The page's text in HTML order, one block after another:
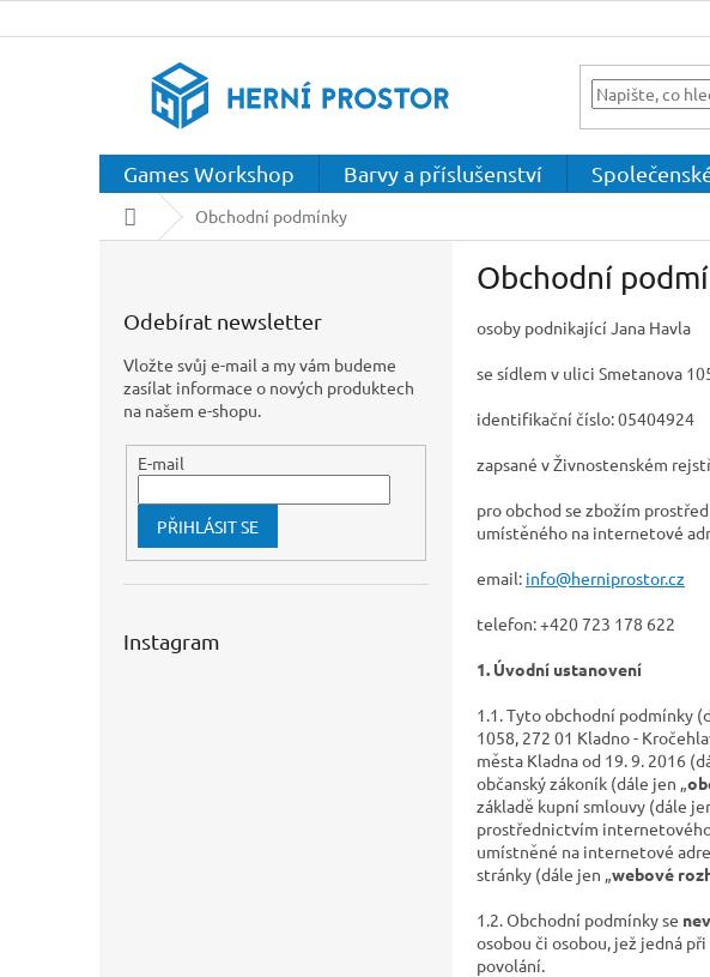
na
Games Workshop Barvy a příslušenství
Domů Obchodní podmínky
Odebírat newsletter
Vložte svůj e-mail a my vám budeme
zasílat informace o nových produktech
na našem e-shopu.
E-mail
PŘIHLÁSIT SE
Instagram
Obchodní
osoby podnikající Jana Havla
se sídlem v ulici Smetanova
identifikační číslo: 05404924
zapsané v Živnostenském
pro obchod se zbožím
umístěného na internetové
email: info@herniprostor.cz
telefon: +420 723 178 622
1. Úvodní ustanovení
1.1. Tyto obchodní podmínky
1058, 272 01 Kladno -
města Kladna od 19. 9. 2016
občanský zákoník (dále jen „
základě kupní smlouvy (dále
prostřednictvím
umístněné na internetové
stránky (dále jen „webové
1.2. Obchodní podmínky se
osobou či osobou, jež jedná
povolání.